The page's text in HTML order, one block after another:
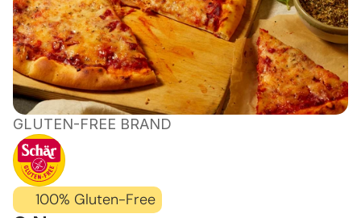
GLUTEN-FREE BRAND
100% Gluten-Free